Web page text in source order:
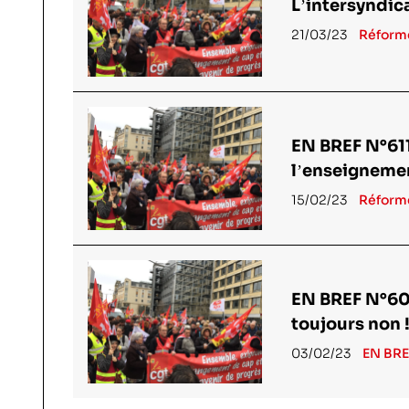
21/03/23
EN BREF
15/02/23
EN BREF
toujours non !
03/02/23 EN